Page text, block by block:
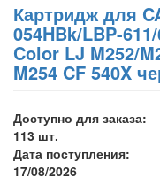
Картридж для
054HBk/LBP-
Color LJ M252/
M254 CF 540X
Доступно для заказа:
113 шт.
Дата поступления:
17/08/2026